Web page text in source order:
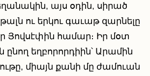
այս օդին, սիրած
ու երկու գաւաթ զարնելը
Յովսէփին համար։ Իր մօտ
ընող եղբորորդիին՝ Արամին
միայն քանի մը ժամուան